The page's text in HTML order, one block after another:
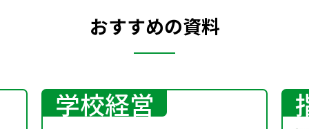
おすすめの資料
学校経営